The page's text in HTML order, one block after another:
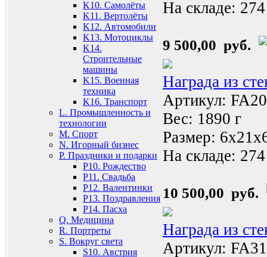
K10. Самолёты
K11. Вертолёты
K12. Автомобили
K13. Мотоциклы
K14.
Строительные
машины
K15. Военная
техника
K16. Транспорт
L. Промышленность и
технологии
M. Спорт
N. Игорный бизнес
P. Праздники и подарки
P10. Рождество
P11. Свадьба
P12. Валентинки
P13. Поздравления
P14. Пасха
Q. Медицина
R. Портреты
S. Вокруг света
S10. Австрия
На складе:
9 500,00 руб.
Награда из
Артикул:
Вес: 1890 г
Размер:
На складе:
10 500,00 руб.
Награда из
Артикул: